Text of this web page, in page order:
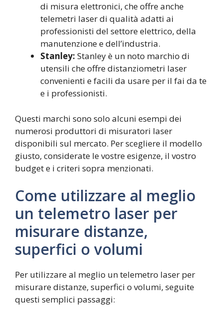
di misura elettronici, che offre anche
telemetri laser di qualità adatti ai
professionisti del settore elettrico, della
manutenzione e dell’industria.
Stanley: Stanley è un noto marchio di
utensili che offre distanziometri laser
convenienti e facili da usare per il fai da te
e i professionisti.
Questi marchi sono solo alcuni esempi dei
numerosi produttori di misuratori laser
disponibili sul mercato. Per scegliere il modello
giusto, considerate le vostre esigenze, il vostro
budget e i criteri sopra menzionati.
Come utilizzare al meglio
un telemetro laser per
misurare distanze,
superfici o volumi
Per utilizzare al meglio un telemetro laser per
misurare distanze, superfici o volumi, seguite
questi semplici passaggi: